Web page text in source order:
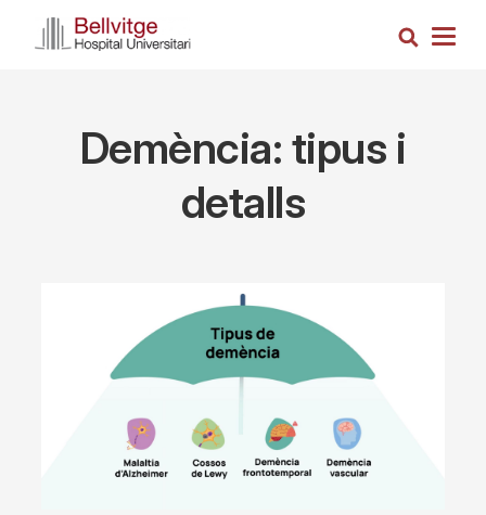
Search
Demència: tipus i
detalls